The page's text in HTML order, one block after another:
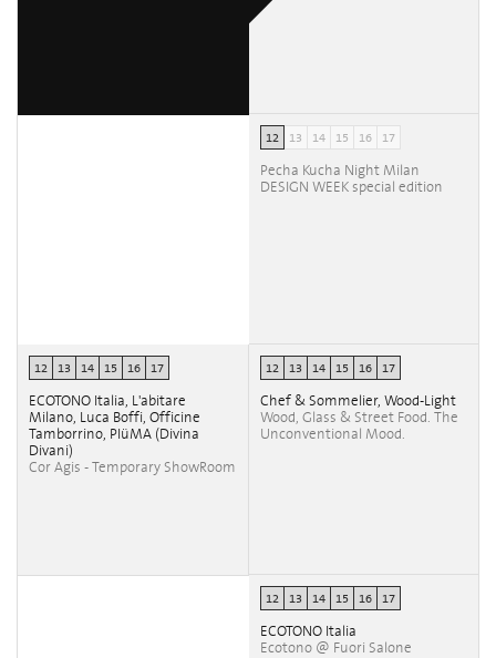
12 13 14 15 16 17
Pecha Kucha Night Milan
DESIGN WEEK special edition
12 13 14 15 16 17
ECOTONO Italia, L'abitare
Milano, Luca Boffi, Officine
Tamborrino, PIüMA (Divina
Divani)
Cor Agis - Temporary ShowRoom
12 13 14 15 16 17
Chef & Sommelier, Wood-Light
Wood, Glass & Street Food. The
Unconventional Mood.
12 13 14 15 16 17
ECOTONO Italia
Ecotono @ Fuori Salone